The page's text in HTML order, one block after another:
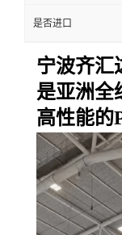
是否进口
宁波齐汇
是亚洲全
高性能的